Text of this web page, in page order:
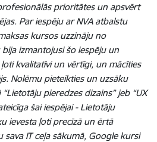
prioritātes un apsvērt
Par iespēju ar NVA atbalstu
kursos uzzināju no
izmantojusi šo iespēju un
kvalitatīvi un vērtīgi, un mācīties
Nolēmu pieteikties un uzsāku
pieredzes dizains” jeb “UX
šai iespējai - Lietotāju
ievesta ļoti precīzā un ērtā
sava IT ceļa sākumā, Google kursi